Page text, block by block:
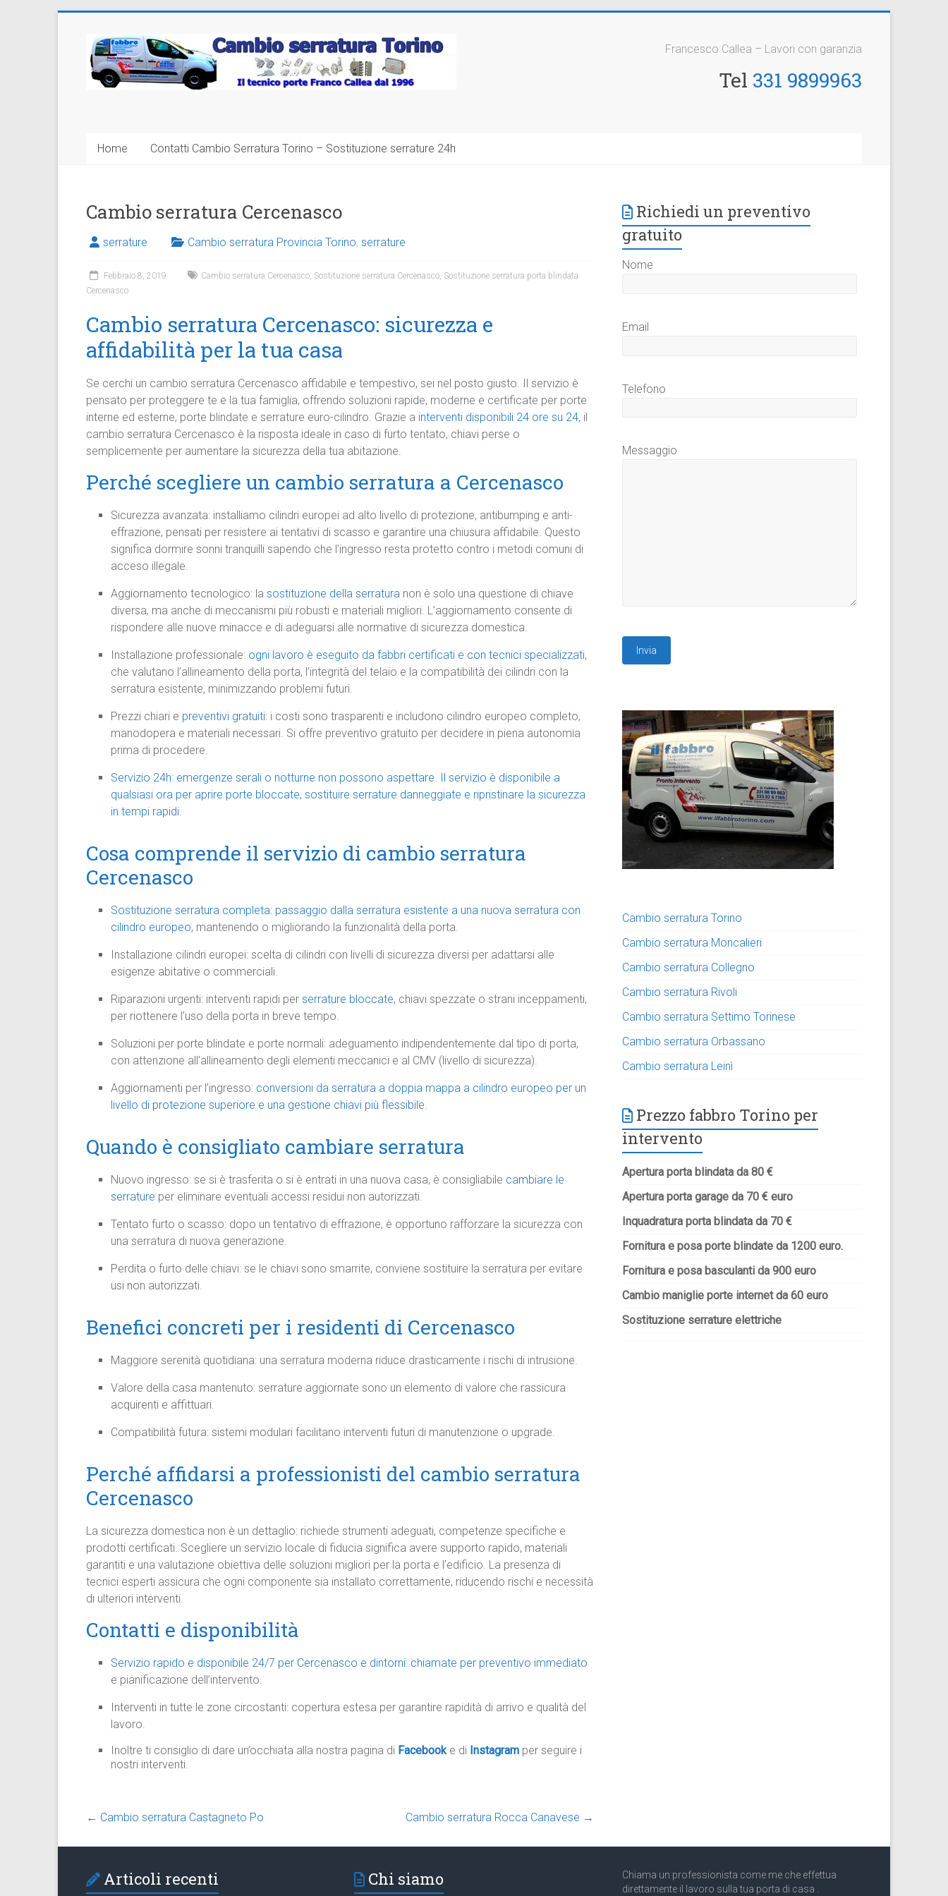
contenutoCambio
Serratura
Francesco Callea – Lavori con garanzia
Tel 331 9899963
Home Contatti Cambio Serratura Torino – Sostituzione serrature 24h
Cambio serratura Cercenasco
serrature Cambio serratura Provincia Torino, serrature
Febbraio 8, 2019 Cambio serratura Cercenasco, Sostituzione serratura Cercenasco, Sostituzione serratura porta blindata
Cercenasco
Cambio serratura Cercenasco: sicurezza e
affidabilità per la tua casa
Se cerchi un cambio serratura Cercenasco affidabile e tempestivo, sei nel posto giusto. Il servizio è
pensato per proteggere te e la tua famiglia, offrendo soluzioni rapide, moderne e certificate per porte
interne ed esterne, porte blindate e serrature euro-cilindro. Grazie a interventi disponibili 24 ore su 24, il
cambio serratura Cercenasco è la risposta ideale in caso di furto tentato, chiavi perse o
semplicemente per aumentare la sicurezza della tua abitazione.
Perché scegliere un cambio serratura a Cercenasco
Sicurezza avanzata: installiamo cilindri europei ad alto livello di protezione, antibumping e anti-
effrazione, pensati per resistere ai tentativi di scasso e garantire una chiusura affidabile. Questo
significa dormire sonni tranquilli sapendo che l’ingresso resta protetto contro i metodi comuni di
acceso illegale.
Aggiornamento tecnologico: la sostituzione della serratura non è solo una questione di chiave
diversa, ma anche di meccanismi più robusti e materiali migliori. L’aggiornamento consente di
rispondere alle nuove minacce e di adeguarsi alle normative di sicurezza domestica.
Installazione professionale: ogni lavoro è eseguito da fabbri certificati e con tecnici specializzati,
che valutano l’allineamento della porta, l’integrità del telaio e la compatibilità dei cilindri con la
serratura esistente, minimizzando problemi futuri.
Prezzi chiari e preventivi gratuiti: i costi sono trasparenti e includono cilindro europeo completo,
manodopera e materiali necessari. Si offre preventivo gratuito per decidere in piena autonomia
prima di procedere.
Servizio 24h: emergenze serali o notturne non possono aspettare. Il servizio è disponibile a
qualsiasi ora per aprire porte bloccate, sostituire serrature danneggiate e ripristinare la sicurezza
in tempi rapidi.
Cosa comprende il servizio di cambio serratura
Cercenasco
Sostituzione serratura completa: passaggio dalla serratura esistente a una nuova serratura con
cilindro europeo, mantenendo o migliorando la funzionalità della porta.
Installazione cilindri europei: scelta di cilindri con livelli di sicurezza diversi per adattarsi alle
esigenze abitative o commerciali.
Riparazioni urgenti: interventi rapidi per serrature bloccate, chiavi spezzate o strani inceppamenti,
per riottenere l’uso della porta in breve tempo.
Soluzioni per porte blindate e porte normali: adeguamento indipendentemente dal tipo di porta,
con attenzione all’allineamento degli elementi meccanici e al CMV (livello di sicurezza).
Aggiornamenti per l’ingresso: conversioni da serratura a doppia mappa a cilindro europeo per un
livello di protezione superiore e una gestione chiavi più flessibile.
Quando è consigliato cambiare serratura
Nuovo ingresso: se si è trasferita o si è entrati in una nuova casa, è consigliabile cambiare le
serrature per eliminare eventuali accessi residui non autorizzati.
Tentato furto o scasso: dopo un tentativo di effrazione, è opportuno rafforzare la sicurezza con
una serratura di nuova generazione.
Perdita o furto delle chiavi: se le chiavi sono smarrite, conviene sostituire la serratura per evitare
usi non autorizzati.
Benefici concreti per i residenti di Cercenasco
Maggiore serenità quotidiana: una serratura moderna riduce drasticamente i rischi di intrusione.
Valore della casa mantenuto: serrature aggiornate sono un elemento di valore che rassicura
acquirenti e affittuari.
Compatibilità futura: sistemi modulari facilitano interventi futuri di manutenzione o upgrade.
Perché affidarsi a professionisti del cambio serratura
Cercenasco
La sicurezza domestica non è un dettaglio: richiede strumenti adeguati, competenze specifiche e
prodotti certificati. Scegliere un servizio locale di fiducia significa avere supporto rapido, materiali
garantiti e una valutazione obiettiva delle soluzioni migliori per la porta e l’edificio. La presenza di
tecnici esperti assicura che ogni componente sia installato correttamente, riducendo rischi e necessità
di ulteriori interventi.
Contatti e disponibilità
Servizio rapido e disponibile 24/7 per Cercenasco e dintorni: chiamate per preventivo immediato
e pianificazione dell’intervento.
Interventi in tutte le zone circostanti: copertura estesa per garantire rapidità di arrivo e qualità del
lavoro.
Inoltre ti consiglio di dare un’occhiata alla nostra pagina di Facebook e di Instagram per seguire i
nostri interventi.
← Cambio serratura Castagneto Po Cambio serratura Rocca Canavese →
Richiedi un preventivo
gratuito
Nome
Email
Telefono
Messaggio
Cambio serratura Torino
Cambio serratura Moncalieri
Cambio serratura Collegno
Cambio serratura Rivoli
Cambio serratura Settimo Torinese
Cambio serratura Orbassano
Cambio serratura Leinì
Prezzo fabbro Torino per
intervento
Apertura porta blindata da 80 €
Apertura porta garage da 70 € euro
Inquadratura porta blindata da 70 €
Fornitura e posa porte blindate da 1200 euro.
Fornitura e posa basculanti da 900 euro
Cambio maniglie porte internet da 60 euro
Sostituzione serrature elettriche
Articoli recenti Chi siamo
Chiama un professionista come me che effettua
direttamente il lavoro sulla tua porta di casa .